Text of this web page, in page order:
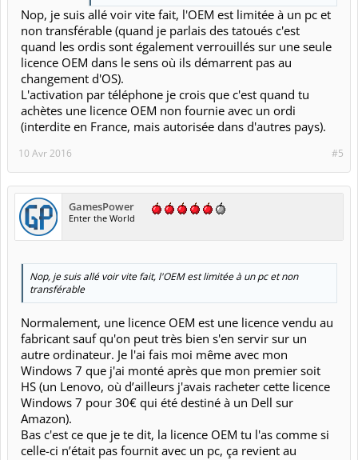
Nop, je suis allé voir vite fait, l'OEM est limitée à un pc et
non transférable (quand je parlais des tatoués c'est
quand les ordis sont également verrouillés sur une seule
licence OEM dans le sens où ils démarrent pas au
changement d'OS).
L'activation par téléphone je crois que c'est quand tu
achètes une licence OEM non fournie avec un ordi
(interdite en France, mais autorisée dans d'autres pays).
#5
10 Avr 2016
GamesPower
Enter the World
Nop, je suis allé voir vite fait, l'OEM est limitée à un pc et non
transférable
Normalement, une licence OEM est une licence vendu au
fabricant sauf qu'on peut très bien s'en servir sur un
autre ordinateur. Je l'ai fais moi même avec mon
Windows 7 que j'ai monté après que mon premier soit
HS (un Lenovo, où d’ailleurs j'avais racheter cette licence
Windows 7 pour 30€ qui été destiné à un Dell sur
Amazon).
Bas c'est ce que je te dit, la licence OEM tu l'as comme si
celle-ci n’était pas fournit avec un pc, ça revient au